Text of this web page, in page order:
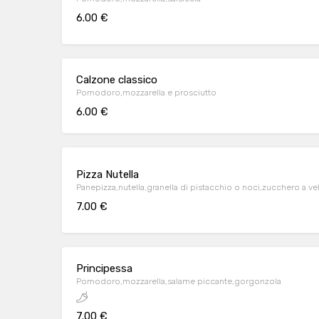
6.00 €
Calzone classico
Pomodoro,mozzarella e prosciutto
6.00 €
Pizza Nutella
Panepizza,nutella,granella di pistacchio o noci,zucchero a
7.00 €
Principessa
Pomodoro,mozzarella,salame piccante,gorgonzola
7.00 €